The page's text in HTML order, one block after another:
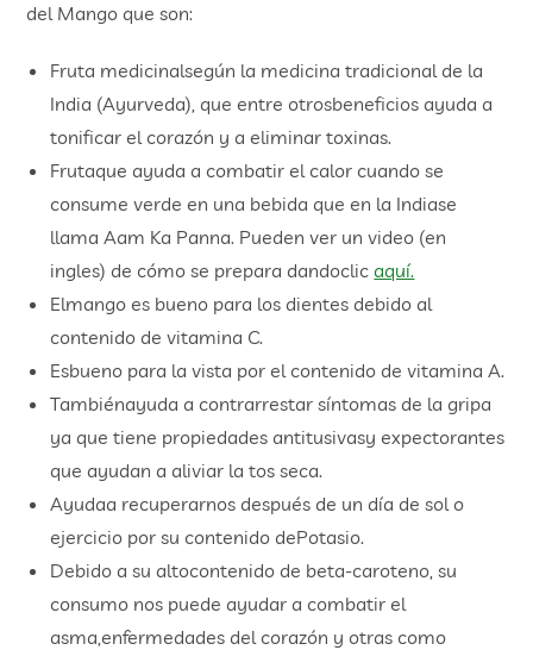
del Mango que son:
Fruta medicinalsegún la medicina tradicional de la
India (Ayurveda), que entre otrosbeneficios ayuda a
tonificar el corazón y a eliminar toxinas.
Frutaque ayuda a combatir el calor cuando se
consume verde en una bebida que en la Indiase
llama Aam Ka Panna. Pueden ver un video (en
ingles) de cómo se prepara dandoclicaquí.
Elmango es bueno para los dientes debido al
contenido de vitamina C.
Esbueno para la vista por el contenido de vitamina A.
Tambiénayuda a contrarrestar síntomas de la gripa
ya que tiene propiedades antitusivasy expectorantes
que ayudan a aliviar la tos seca.
Ayudaa recuperarnos después de un día de sol o
ejercicio por su contenido dePotasio.
Debido a su altocontenido de beta-caroteno, su
consumo nos puede ayudar a combatir el
asma,enfermedades del corazón y otras como